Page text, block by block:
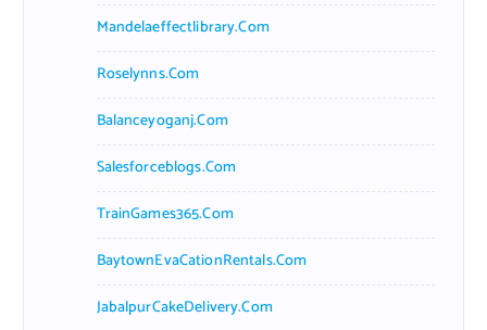
Mandelaeffectlibrary.com
Roselynns.com
Balanceyoganj.com
Salesforceblogs.com
TrainGames365.com
BaytownEvaCationRentals.com
JabalpurCakeDelivery.com